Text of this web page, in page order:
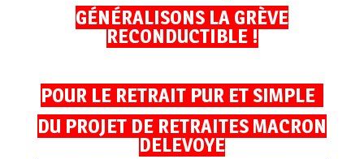
GÉNÉRALISONS LA GRÈVE
RECONDUCTIBLE !
POUR LE RETRAIT PUR ET SIMPLE
DU PROJET DE RETRAITES MACRON
DELEVOYE